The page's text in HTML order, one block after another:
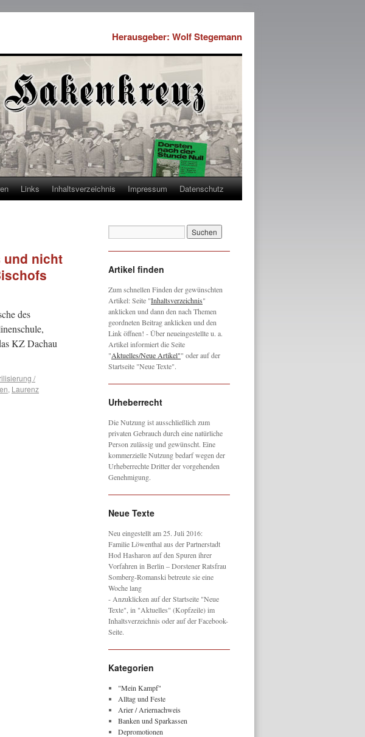
Herausgeber: Wolf Stegemann
Links Inhaltsverzeichnis Impressum Datenschutz
und nicht
des
KZ Dachau
/
, Laurenz
Artikel finden
Zum schnellen Finden der gewünschten
Artikel: Seite "Inhaltsverzeichnis"
anklicken und dann den nach Themen
geordneten Beitrag anklicken und den
Link öffnen! - Über neueingestellte u. a.
Artikel informiert die Seite
"Aktuelles/Neue Artikel"" oder auf der
Startseite "Neue Texte".
Urheberrecht
Die Nutzung ist ausschließlich zum
privaten Gebrauch durch eine natürliche
Person zulässig und gewünscht. Eine
kommerzielle Nutzung bedarf wegen der
Urheberrechte Dritter der vorgehenden
Genehmigung.
Neue Texte
Neu eingestellt am 25. Juli 2016:
Familie Löwenthal aus der Partnerstadt
Hod Hasharon auf den Spuren ihrer
Vorfahren in Berlin – Dorstener Ratsfrau
Somberg-Romanski betreute sie eine
Woche lang
- Anzuklicken auf der Startseite "Neue
Texte", in "Aktuelles" (Kopfzeile) im
Inhaltsverzeichnis oder auf der Facebook-
Seite.
Kategorien
"Mein Kampf"
Alltag und Feste
Arier / Ariernachweis
Banken und Sparkassen
Depromotionen